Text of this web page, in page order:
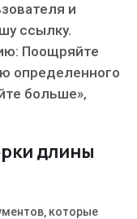
и
ссылку.
Поощряйте
определенного
больше»‚
длины
которые